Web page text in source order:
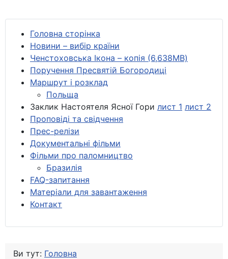
Головна сторінка
Новини – вибір країни
Ченстоховська Ікона – копія (6,638MB)
Поручення Пресвятій Богородиці
Маршрут і розклад
Польща
Заклик Настоятеля Ясної Гори лист 1 лист 2
Проповіді та свідчення
Прес-релізи
Документальні фільми
Фільми про паломництво
Бразилія
FAQ-запитання
Матеріали для завантаження
Контакт
Ви тут: Головна